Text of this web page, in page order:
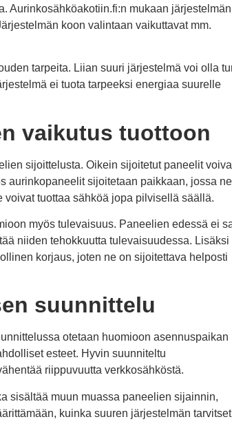
Aurinkosähköakotiin.fi:n mukaan järjestelmän
koon valintaan vaikuttavat mm.
tarpeita. Liian suuri järjestelmä voi olla
ei tuota tarpeeksi energiaa suurelle
vaikutus tuottoon
sijoittelusta. Oikein sijoitetut paneelit
aurinkopaneelit sijoitetaan paikkaan, jossa ne
tuottaa sähköä jopa pilvisellä säällä.
myös tulevaisuus. Paneelien edessä ei
niiden tehokkuutta tulevaisuudessa. Lisäksi
korjaus, joten ne on sijoitettava helposti
suunnittelu
otetaan huomioon asennuspaikan
esteet. Hyvin suunniteltu
riippuvuutta verkkosähköstä.
sisältää muun muassa paneelien sijainnin,
kuinka suuren järjestelmän